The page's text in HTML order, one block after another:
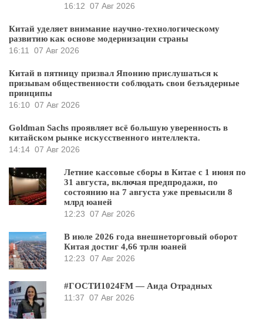
16:12 07 Авг 2026
Китай уделяет внимание научно-технологическому
развитию как основе модернизации страны
16:11
07 Авг 2026
Китай в пятницу призвал Японию прислушаться к
призывам общественности соблюдать свои безъядерные
принципы
16:10 07 Авг 2026
Goldman Sachs проявляет всё большую уверенность в
китайском рынке искусственного интеллекта.
14:14 07 Авг 2026
Летние кассовые сборы в Китае с 1 июня по
31 августа, включая предпродажи, по
состоянию на 7 августа уже превысили 8
млрд юаней
12:23 07 Авг 2026
В июле 2026 года внешнеторговый оборот
Китая достиг 4,66 трлн юаней
12:23 07 Авг 2026
#ГОСТИ1024FM — Аида Отрадных
11:37 07 Авг 2026